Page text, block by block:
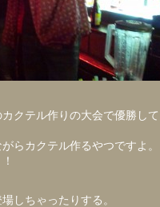
クテル作りの大会で優勝し
らカクテル作るやつですよ。
しちゃったりする。